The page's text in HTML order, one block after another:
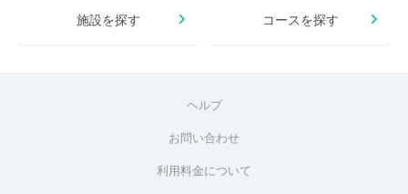
施設を探す コースを探す
ヘルプ
お問い合わせ
利用料金について